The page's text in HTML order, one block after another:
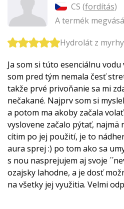
CS (fordítás)
A termék
Hydrolát z
Ja som si túto esenciálnu
som pred tým nemala česť
takže prvé privoňanie sa mi
nečakané. Najprv som si
a potom ma akoby začala
vyslovene začalo pýtať, najmä
cítim po jej použití, je to
aura sprej :) po tom ako sa
s nou nasprejujem aj svoje
ozajsky lahodne, a je dosť
na všetky jej využitia. Velmi